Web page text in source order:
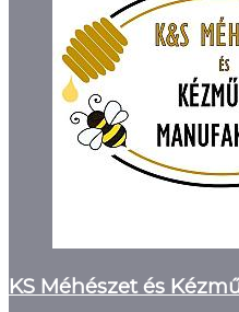
KS Méhészet és